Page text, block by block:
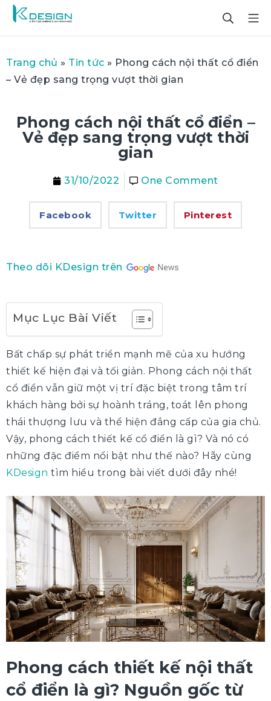
Trang chủ » Tin tức » Phong cách nội thất cổ điển
– Vẻ đẹp sang trọng vượt thời gian
Phong cách nội thất cổ điển –
Vẻ đẹp sang trọng vượt thời
gian
31/10/2022 One Comment
Facebook Twitter Pinterest
Theo dõi KDesign trên
Mục Lục Bài Viết
Bất chấp sự phát triển mạnh mẽ của xu hướng
thiết kế hiện đại và tối giản. Phong cách nội thất
cổ điển vẫn giữ một vị trí đặc biệt trong tâm trí
khách hàng bởi sự hoành tráng, toát lên phong
thái thượng lưu và thể hiện đẳng cấp của gia chủ.
Vậy, phong cách thiết kế cổ điển là gì? Và nó có
những đặc điểm nổi bật như thế nào? Hãy cùng
KDesign tìm hiểu trong bài viết dưới đây nhé!
Phong cách thiết kế nội thất
cổ điển là gì? Nguồn gốc từ